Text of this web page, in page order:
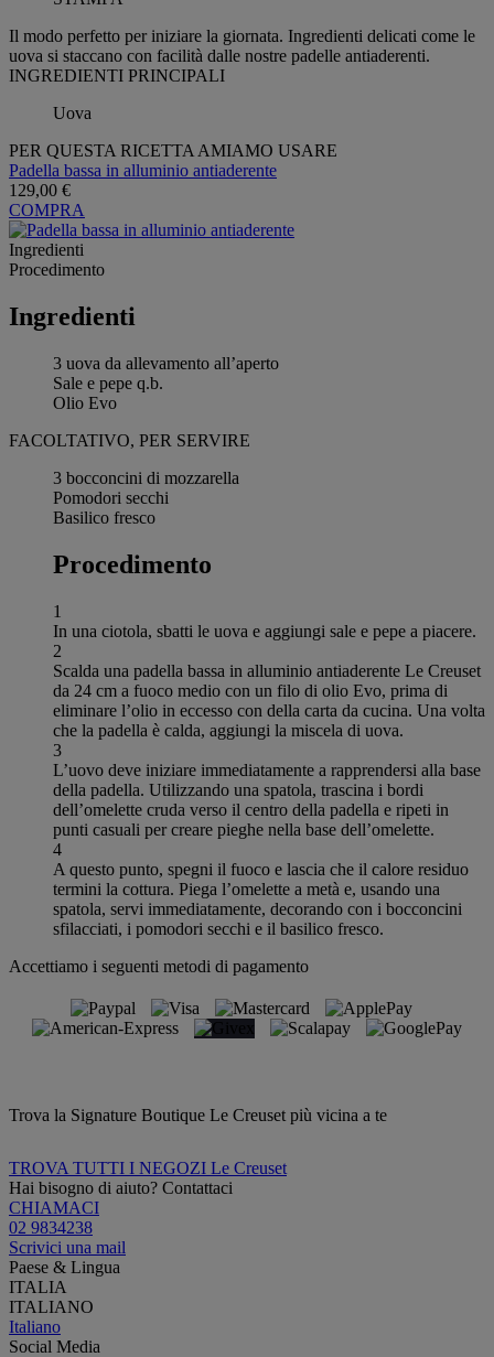
Il modo perfetto per iniziare la giornata. Ingredienti delicati come le
uova si staccano con facilità dalle nostre padelle antiaderenti.
INGREDIENTI PRINCIPALI
Uova
PER QUESTA RICETTA AMIAMO USARE
Padella bassa in alluminio antiaderente
129,00 €
COMPRA
Ingredienti
Procedimento
Ingredienti
3 uova da allevamento all’aperto
Sale e pepe q.b.
Olio Evo
FACOLTATIVO, PER SERVIRE
3 bocconcini di mozzarella
Pomodori secchi
Basilico fresco
Procedimento
1
In una ciotola, sbatti le uova e aggiungi sale e pepe a piacere.
2
Scalda una padella bassa in alluminio antiaderente Le Creuset
da 24 cm a fuoco medio con un filo di olio Evo, prima di
eliminare l’olio in eccesso con della carta da cucina. Una volta
che la padella è calda, aggiungi la miscela di uova.
3
L’uovo deve iniziare immediatamente a rapprendersi alla base
della padella. Utilizzando una spatola, trascina i bordi
dell’omelette cruda verso il centro della padella e ripeti in
punti casuali per creare pieghe nella base dell’omelette.
4
A questo punto, spegni il fuoco e lascia che il calore residuo
termini la cottura. Piega l’omelette a metà e, usando una
spatola, servi immediatamente, decorando con i bocconcini
sfilacciati, i pomodori secchi e il basilico fresco.
Accettiamo i seguenti metodi di pagamento
Trova la Signature Boutique Le Creuset più vicina a te
TROVA TUTTI I NEGOZI Le Creuset
Hai bisogno di aiuto? Contattaci
CHIAMACI
02 9834238
Scrivici una mail
Paese & Lingua
ITALIA
ITALIANO
Italiano
Social Media